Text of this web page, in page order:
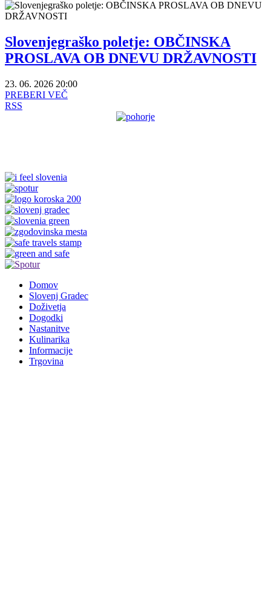
Slovenjegraško poletje: OBČINSKA
PROSLAVA OB DNEVU DRŽAVNOSTI
23. 06. 2026 20:00
PREBERI VEČ
RSS
Domov
Slovenj Gradec
Doživetja
Dogodki
Nastanitve
Kulinarika
Informacije
Trgovina